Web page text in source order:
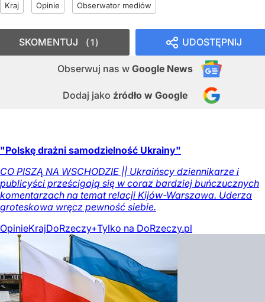
Kraj Opinie Obserwator mediów
UDOSTĘPNIJ
Obserwuj nas w Google News
Dodaj jako źródło w Google
SKOMENTUJ 1
"Polskę drażni samodzielność Ukrainy"
CO PISZĄ NA WSCHODZIE || Ukraińscy dziennikarze i
publicyści prześcigają się w coraz bardziej buńczucznych
komentarzach na temat relacji Kijów-Warszawa. Uderza
groteskowa wręcz pewność siebie.
OpinieKrajDoRzeczy+Tylko na DoRzeczy.pl